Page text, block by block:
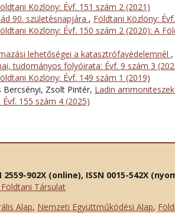
Közlöny: Évf. 151 szám 2 (2021)
90. születésnapjára , Földtani Közlöny:
Közlöny: Évf. 150 szám 2 (2020): A
lehetőségei a katasztrófavédelemnél ,
tudományos folyóirata: Évf. 9 szám 3
Közlöny: Évf. 149 szám 1 (2019)
Zsolt Pintér, Ladin
155 szám 4 (2025)
2559-902X (online), ISSN 0015-542X
Társulat
Alap, Nemzeti Együttműködési Alap,